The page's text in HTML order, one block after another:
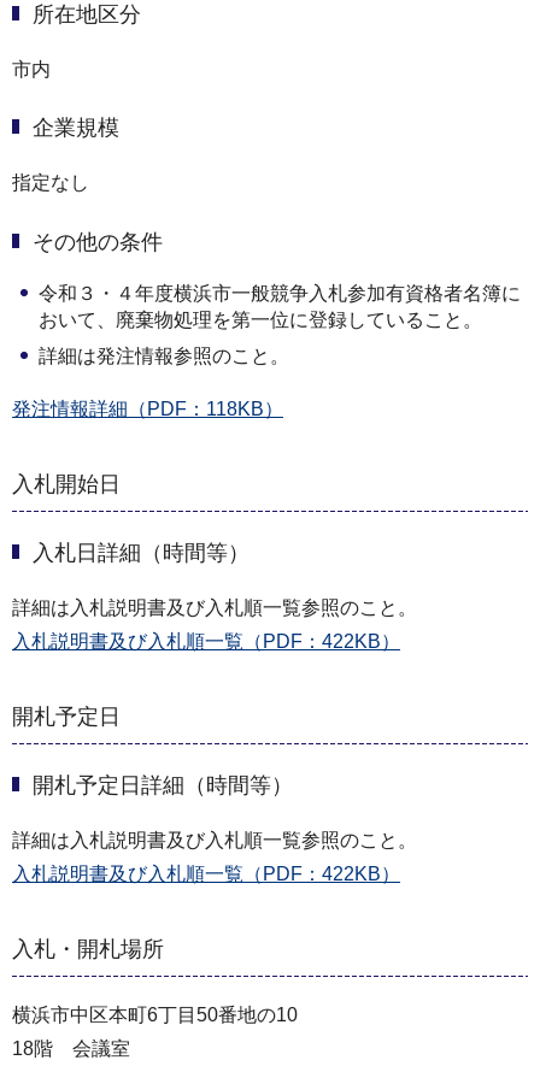
所在地区分
市内
企業規模
指定なし
その他の条件
令和３・４年度横浜市一般競争入札参加有資格者名簿に
おいて、廃棄物処理を第一位に登録していること。
詳細は発注情報参照のこと。
発注情報詳細（PDF：118KB）
入札開始日
入札日詳細（時間等）
詳細は入札説明書及び入札順一覧参照のこと。
入札説明書及び入札順一覧（PDF：422KB）
開札予定日
開札予定日詳細（時間等）
詳細は入札説明書及び入札順一覧参照のこと。
入札説明書及び入札順一覧（PDF：422KB）
入札・開札場所
横浜市中区本町6丁目50番地の10
18階 会議室